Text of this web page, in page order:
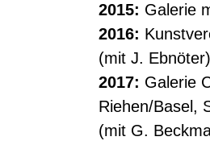
2015: Galerie
2016:
(mit J.
2017: Galerie
Riehen/Basel,
(mit G.